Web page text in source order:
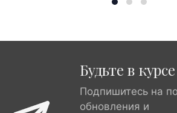
Будьте в курсе
Подпишитесь на
обновления и